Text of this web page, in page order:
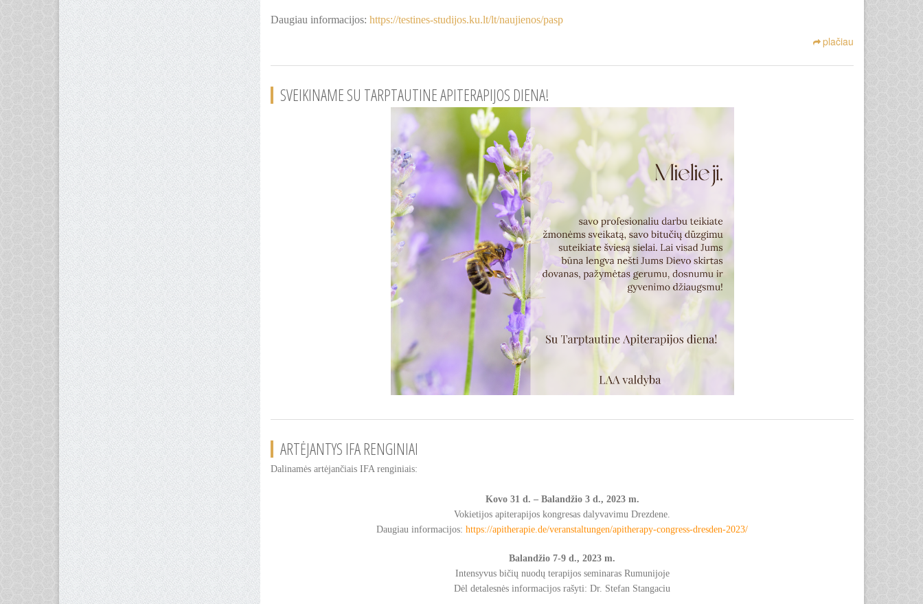
Daugiau informacijos: https://testines-studijos.ku.lt/lt/naujienos/pasp
plačiau
SVEIKINAME SU TARPTAUTINE APITERAPIJOS DIENA!
ARTĖJANTYS IFA RENGINIAI
Dalinamės artėjančiais IFA renginiais:
Kovo 31 d. – Balandžio 3 d., 2023 m.
Vokietijos apiterapijos kongresas dalyvavimu Drezdene.
Daugiau informacijos: https://apitherapie.de/veranstaltungen/apitherapy-congress-dresden-2023/
Balandžio 7-9 d., 2023 m.
Intensyvus bičių nuodų terapijos seminaras Rumunijoje
Dėl detalesnės informacijos rašyti: Dr. Stefan Stangaciu